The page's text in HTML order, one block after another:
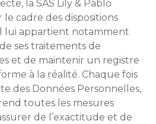
la SAS Lily & Pablo
le cadre des dispositions
lui appartient notamment
ses traitements de
et de maintenir un registre
à la réalité. Chaque fois
des Données Personnelles,
toutes les mesures
de l’exactitude et de